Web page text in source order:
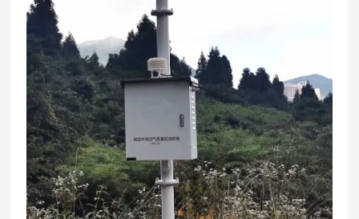
信号
传输
方式
四芯屏蔽电缆传输：最远可传输1500米
可选网口TCP/IP传输、光纤传输、短距离无线传
输、GPRS无线传输，可带短信提醒通知功能（选
配）；
报警
方式
声光报警，可选配声光报警器，报警声音 lt; 90分贝
报警
点设
置
A1报警值、A2报警值；可单独设置TWA报警值、S
TEL报警值